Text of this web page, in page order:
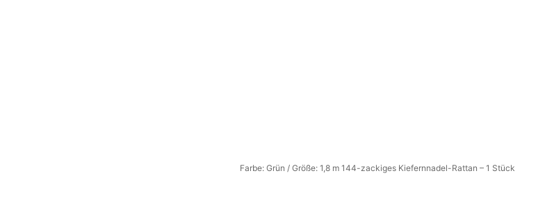
Farbe: Grün / Größe: 1,8 m 144-zackiges Kiefernnadel-Rattan – 1 Stück